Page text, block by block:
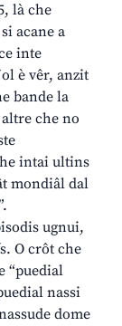
là che
acane a
inte
è vêr, anzit
bande la
che no
intai ultins
mondiâl dal
ugnui,
O crôt che
“puedial
nassi
dome